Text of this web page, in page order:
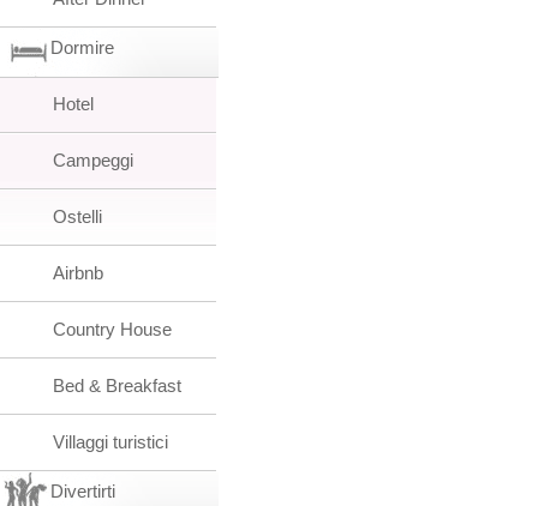
Dormire
Hotel
Campeggi
Ostelli
Airbnb
Country House
Bed & Breakfast
Villaggi turistici
Divertirti